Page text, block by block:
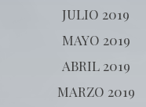
JULIO 2019
MAYO 2019
ABRIL 2019
MARZO 2019